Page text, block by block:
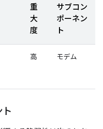
重
大
度
サブコン
ポーネン
ト
高 モデム